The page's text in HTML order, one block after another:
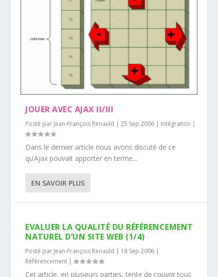
JOUER AVEC AJAX II/III
Posté par Jean-François Renauld |25 Sep 2006 | Intégration |
Dans le dernier article nous avons discuté de ce
qu’Ajax pouvait apporter en terme...
EN SAVOIR PLUS
EVALUER LA QUALITÉ DU RÉFÉRENCEMENT
NATUREL D’UN SITE WEB (1/4)
Posté par Jean-François Renauld | 18 Sep 2006 |
Référencement |
Cet article, en plusieurs parties, tente de couvrir tous